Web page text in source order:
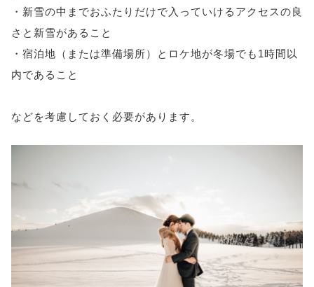
・新雪の中までおふたりだけで入っていけるアクセスの良
さと新雪があること
・宿泊地（または準備場所）とロケ地が冬場でも1時間以
内であること
などを考慮しておく必要があります。